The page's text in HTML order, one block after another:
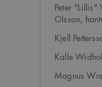
Peter
Olsson,
Kjell
Kalle
Magnus